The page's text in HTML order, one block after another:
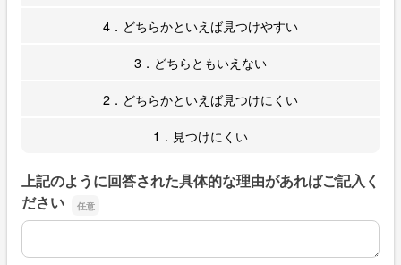
4．どちらかといえば見つけやすい
3．どちらともいえない
2．どちらかといえば見つけにくい
1．見つけにくい
上記のように回答された具体的な理由があればご記入く
ださい
上記のように回答された具体的な理由があればご記入くだ